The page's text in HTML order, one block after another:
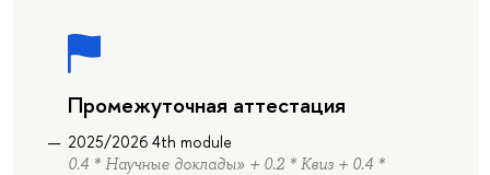
Промежуточная аттестация
2025/2026 4th module
0.4 * Научные доклады» + 0.2 * Квиз + 0.4 *